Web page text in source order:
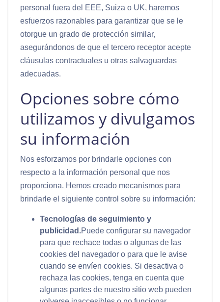
personal fuera del EEE, Suiza o UK, haremos
esfuerzos razonables para garantizar que se le
otorgue un grado de protección similar,
asegurándonos de que el tercero receptor acepte
cláusulas contractuales u otras salvaguardas
adecuadas.
Opciones sobre cómo
utilizamos y divulgamos
su información
Nos esforzamos por brindarle opciones con
respecto a la información personal que nos
proporciona. Hemos creado mecanismos para
brindarle el siguiente control sobre su información:
Tecnologías de seguimiento y
publicidad.Puede configurar su navegador
para que rechace todas o algunas de las
cookies del navegador o para que le avise
cuando se envíen cookies. Si desactiva o
rechaza las cookies, tenga en cuenta que
algunas partes de nuestro sitio web pueden